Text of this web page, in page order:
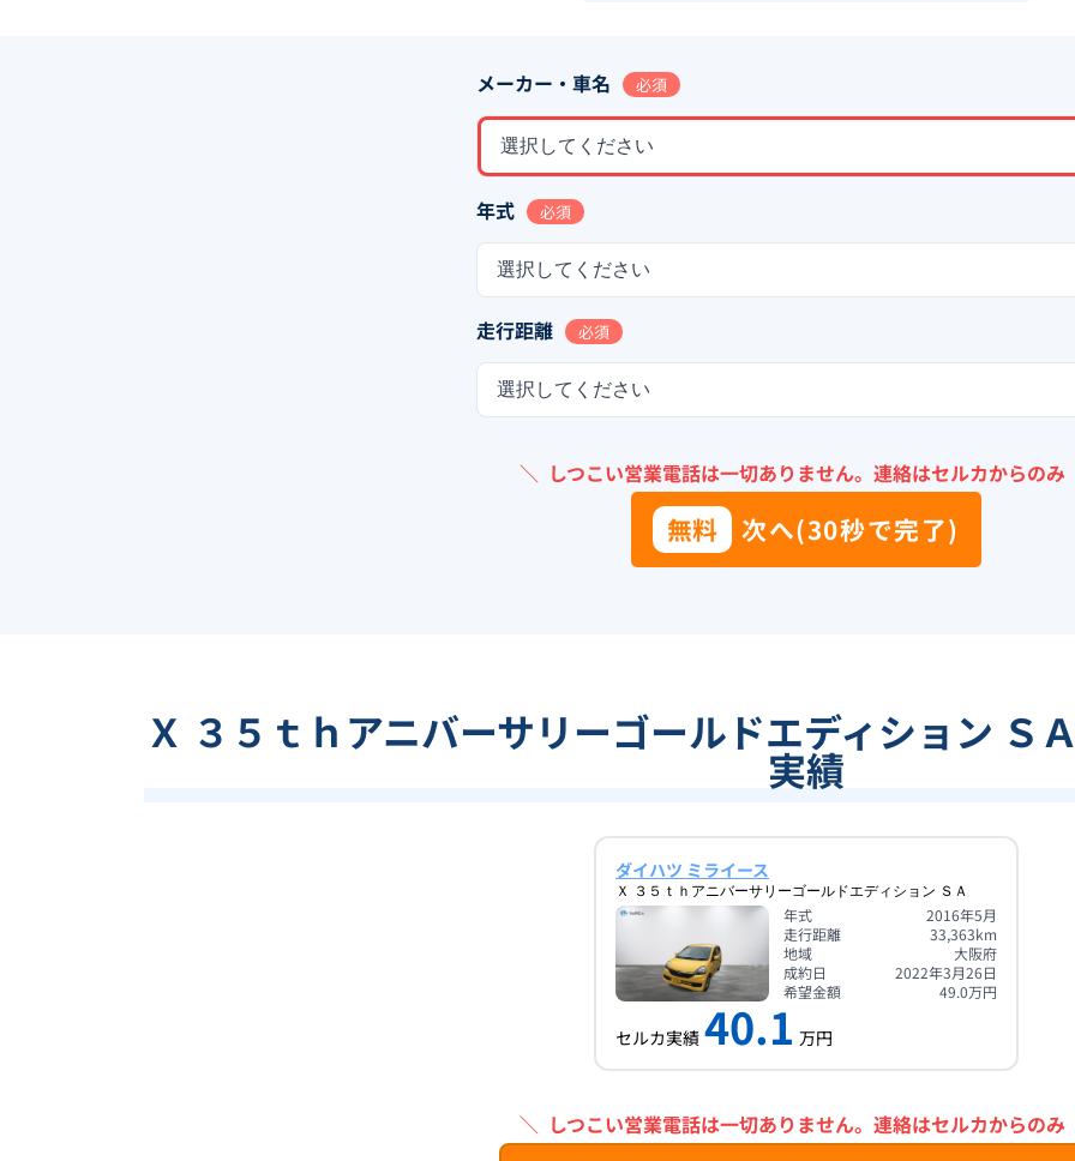
メーカー・車名 必須
選択してください
年式 必須
選択してください
走行距離 必須
選択してください
＼ しつこい営業電話は一切ありません。 連絡はセルカからのみ
無料 次へ(30秒で完了)
Ｘ ３５ｔｈアニバーサリーゴールドエディション Ｓ
実績
ダイハツ ミライース
Ｘ ３５ｔｈアニバーサリーゴールドエディション ＳＡ
年式
2016年5月
走行距離
33,363km
地域
大阪府
成約日
2022年3月26日
希望金額
49.0万円
セルカ実績 40.1 万円
＼ しつこい営業電話は一切ありません。 連絡はセルカからのみ